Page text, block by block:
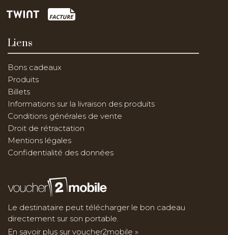
Liens
Bons cadeaux
Produits
Billets
Informations sur la livraison des produits
Conditions générales de vente
Droit de rétractation
Mentions légales
Confidentialité des données
Le destinataire peut télécharger le bon cadeau
directement sur son portable.
En savoir plus sur voucher2mobile »